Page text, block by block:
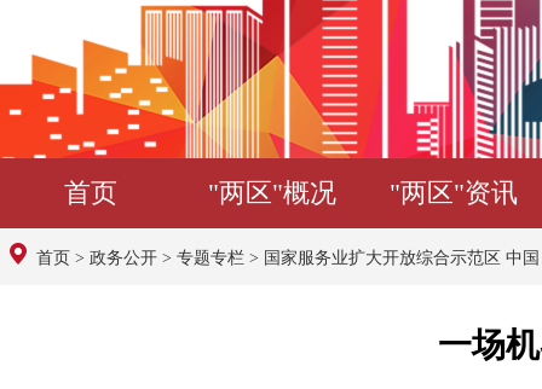
首页 "两区"概况 "两区"资讯
首页 > 政务公开 > 专题专栏 > 国家服务业扩大开放综合示范区 中
一场